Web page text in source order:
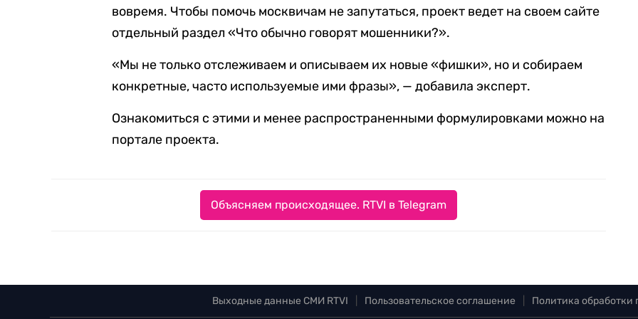
вовремя. Чтобы помочь москвичам не запутаться, проект ведет на своем сайте
отдельный раздел «Что обычно говорят мошенники?».
«Мы не только отслеживаем и описываем их новые «фишки», но и собираем
конкретные, часто используемые ими фразы», — добавила эксперт.
Ознакомиться с этими и менее распространенными формулировками можно на
портале проекта.
Объясняем происходящее. RTVI в Telegram
Выходные данные СМИ RTVI Пользовательское соглашение Политика